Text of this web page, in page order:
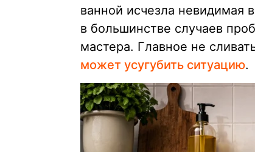
ванной исчезла невидимая
в большинстве случаев
мастера. Главное не
может усугубить ситуацию.